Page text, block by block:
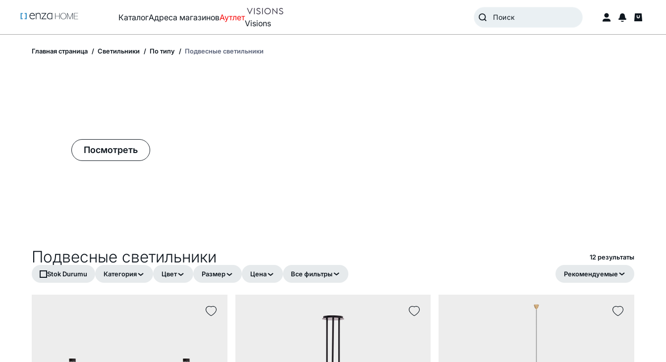
КаталогАдреса магазиновАутлет
Visions
Главная страница Светильники По типу Подвесные светильники
Посмотреть
Подвесные светильники 12 pезультаты
Stok Durumu Категория Цвет Размер Цена Все фильтры Рекомендуемые